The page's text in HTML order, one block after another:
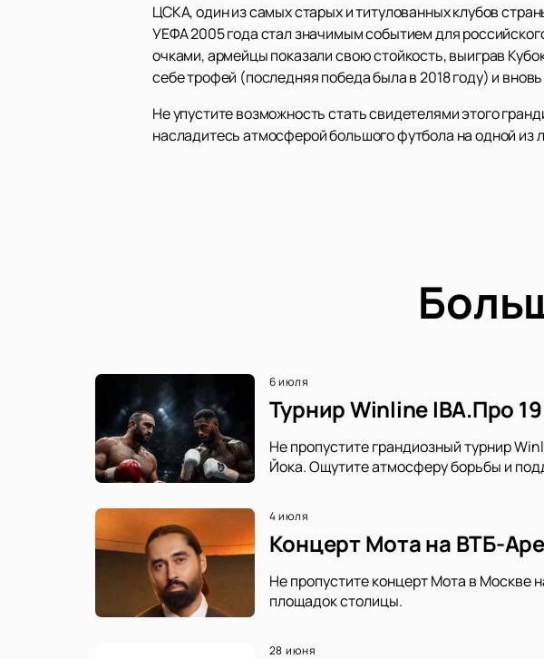
ЦСКА, один из самых старых и титулованных клубов
УЕФА 2005 года стал значимым событием для
очками, армейцы показали свою стойкость, выиграв
себе трофей (последняя победа была в 2018 году) и
Не упустите возможность стать свидетелями этого
насладитесь атмосферой большого футбола на одной из
6 июля
Турнир Winline IBA.Про
Не пропустите грандиозный турнир
Йока. Ощутите атмосферу борьбы и
4 июля
Концерт Мота на ВТБ-
Не пропустите концерт Мота в Москве
площадок столицы.
28 июня